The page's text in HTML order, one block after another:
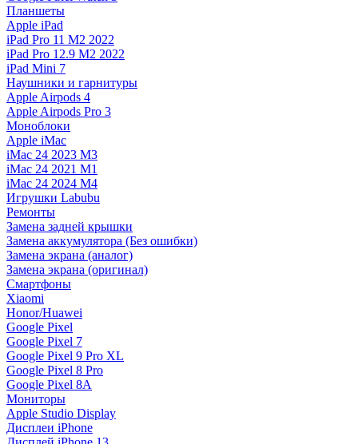
Планшеты
Apple iPad
iPad Pro 11 M2 2022
iPad Pro 12.9 M2 2022
iPad Mini 7
Наушники и гарнитуры
Apple Airpods 4
Apple Airpods Pro 3
Моноблоки
Apple iMac
iMac 24 2023 M3
iMac 24 2021 M1
iMac 24 2024 M4
Игрушки Labubu
Ремонты
Замена задней крышки
Замена аккумулятора (Без ошибки)
Замена экрана (аналог)
Замена экрана (оригинал)
Смартфоны
Xiaomi
Honor/Huawei
Google Pixel
Google Pixel 7
Google Pixel 9 Pro XL
Google Pixel 8 Pro
Google Pixel 8A
Мониторы
Apple Studio Display
Дисплеи iPhone